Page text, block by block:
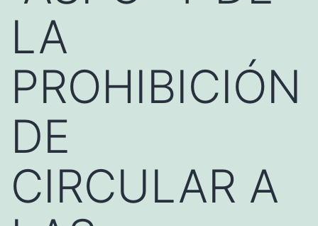
LA
PROHIBICIÓN
DE
CIRCULAR A